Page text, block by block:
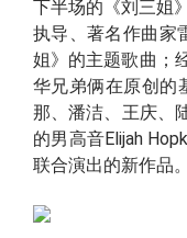
下半场的《刘三姐
执导、著名作曲家
姐》的主题歌曲；
华兄弟俩在原创的
那、潘洁、王庆、
的男高音Elijah
联合演出的新作品。